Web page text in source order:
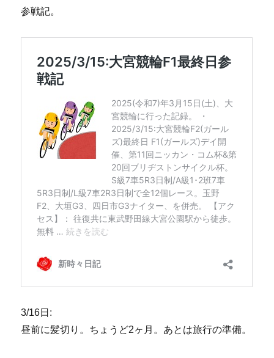
参戦記。
3/16日:
昼前に髪切り。ちょうど2ヶ月。あとは旅行の準備。